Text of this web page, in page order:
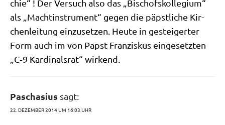
chie“ ! Der Ver­such also das „Bischofs­kol­le­gi­um“
als „Macht­in­stru­ment“ gegen die päpst­li­che Kir­
chen­lei­tung ein­zu­set­zen. Heu­te in gestei­ger­ter
Form auch im von Papst Fran­zis­kus ein­ge­setz­ten
„C‑9 Kar­di­nals­rat“ wirkend.
Paschasius sagt:
22. DEZEMBER 2014 UM 16:03 UHR